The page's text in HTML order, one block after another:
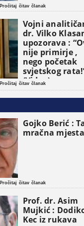
Pročitaj čitav članak
Vojni
dr. Vilko
upozorava :
nije primirje ,
nego početak
svjetskog
(Video)
Pročitaj čitav članak
Gojko Berić :
mračna mjesta
Pročitaj čitav članak
Prof. dr. Asim
Mujkić :
Kec iz rukava